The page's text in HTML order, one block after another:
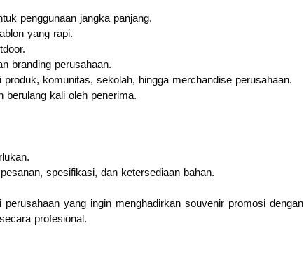
penggunaan jangka panjang.
yang rapi.
branding perusahaan.
komunitas, sekolah, hingga merchandise perusahaan.
berulang kali oleh penerima.
spesifikasi, dan ketersediaan bahan.
yang ingin menghadirkan souvenir promosi dengan
profesional.